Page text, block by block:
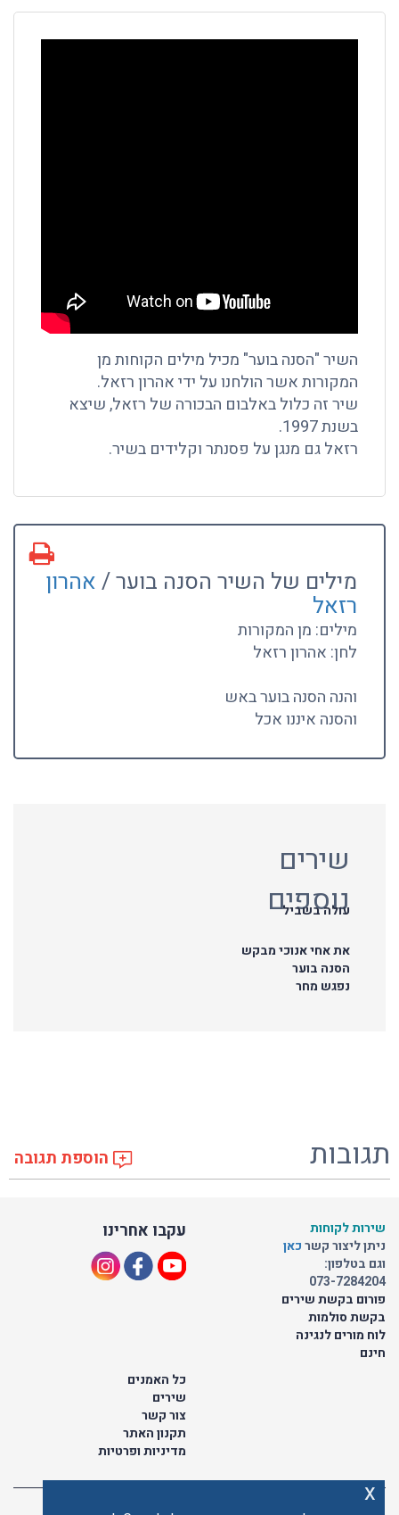
השיר "הסנה בוער" מכיל מילים הקוחות מן
המקורות אשר הולחנו על ידי אהרון רזאל.
שיר זה כלול באלבום הבכורה של רזאל, שיצא
בשנת 1997.
רזאל גם מנגן על פסנתר וקלידים בשיר.
מילים של השיר הסנה בוער /אהרון
רזאל
מילים: מן המקורות
לחן: אהרון רזאל
והנה הסנה בוער באש
והסנה איננו אכל
שירים
נוספים
עולה בשביל
את אחי אנוכי מבקש
הסנה בוער
נפגש מחר
תגובות הוספת תגובה
עקבו אחרינו
שירות לקוחות
ניתן ליצור קשרכאן
וגם בטלפון:
073-7284204
פורום בקשת שירים
בקשת סולמות
לוח מורים לנגינה
חינם
כל האמנים
שירים
צור קשר
תקנון האתר
מדיניות ופרטיות
x